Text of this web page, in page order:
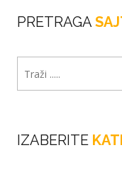
PRETRAGA
IZABERITE